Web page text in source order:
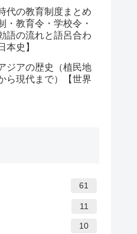
代の教育制度まとめ
・教育令・学校令・
語の流れと語呂合わ
本史】
ジアの歴史（植民地
ら現代まで）【世界
61
11
10